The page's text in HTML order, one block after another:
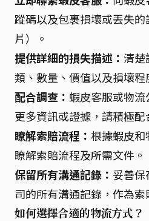
蹤碼以及包裹損壞或丟失
片）。
提供詳細的損失描述： 清楚
類、數量、價值以及損壞程
配合調查： 蝦皮客服或物
更多資訊或證據，請積極配
瞭解索賠流程： 根據蝦皮和
瞭解索賠流程及所需文件。
保留所有溝通記錄： 妥善
司的所有溝通記錄，作為索
如何選擇合適的物流方式？